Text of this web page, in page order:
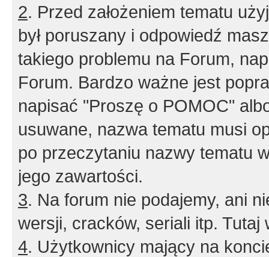
2. Przed założeniem tematu
był poruszany i odpowiedź
takiego problemu na Forum,
Forum. Bardzo ważne jest
napisać "Proszę o POMOC"
usuwane, nazwa tematu musi
po przeczytaniu nazwy tematu
jego zawartości.
3. Na forum nie podajemy, ani
wersji, cracków, seriali itp. Tutaj
4. Użytkownicy mający na